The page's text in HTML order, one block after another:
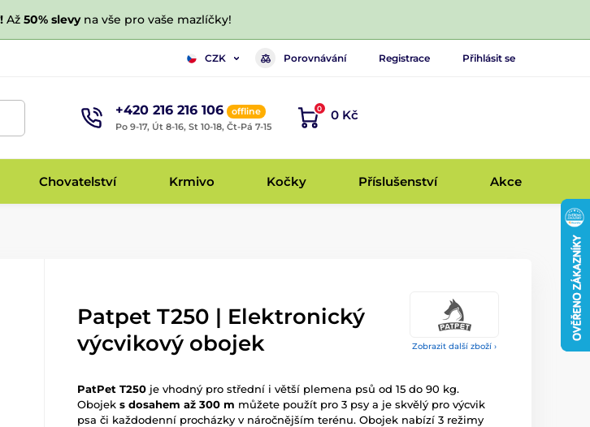
Až 50% slevyna vše pro vaše mazlíčky!
CZK Porovnávání Registrace Přihlásit se
+420 216 216 106
offline
Po 9-17, Út 8-16, St 10-18, Čt-Pá 7-15
0 0 Kč
Chovatelství Krmivo Kočky Příslušenství Akce
Zobrazit další zboží ›
Patpet T250 | Elektronický
výcvikový obojek
PatPet T250 je vhodný pro střední i větší plemena psů od 15 do 90 kg.
Obojek s dosahem až 300 m můžete použít pro 3 psy a je skvělý pro výcvik
psa či každodenní procházky v náročnějším terénu. Obojek nabízí 3 režimy